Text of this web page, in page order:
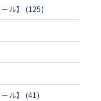
ール】 (125)
ール】 (41)